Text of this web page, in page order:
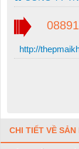
http://
CHI TIẾT VỀ SẢN